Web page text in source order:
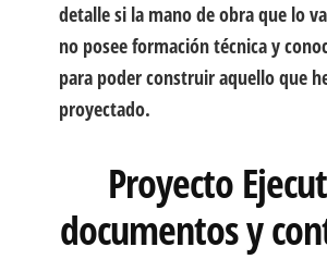
detallesi la mano de obra que lo
no posee formación técnica y
para poder construiraquello que
proyectado.
Proyecto
documentos y